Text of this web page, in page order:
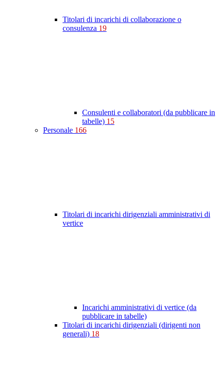
Titolari di incarichi di collaborazione o
consulenza 19
Consulenti e collaboratori (da pubblicare in
tabelle) 15
Personale 166
Titolari di incarichi dirigenziali amministrativi di
vertice
Incarichi amministrativi di vertice (da
pubblicare in tabelle)
Titolari di incarichi dirigenziali (dirigenti non
generali) 18